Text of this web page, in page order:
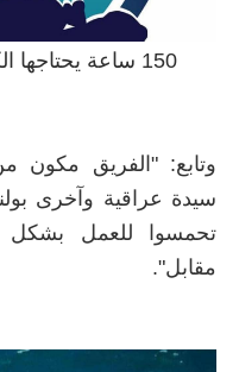
150 ساعة يحتاجها الكيلاني لكسر الرقم العالمي
وتابع: "الفريق
سيدة عراقية وآخرى
تحمسوا للعمل
مقابل".